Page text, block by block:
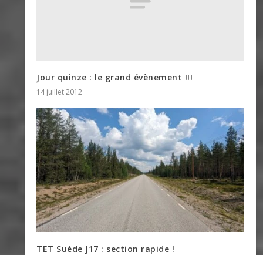
Jour quinze : le grand évènement !!!
14 juillet 2012
TET Suède J17 : section rapide !